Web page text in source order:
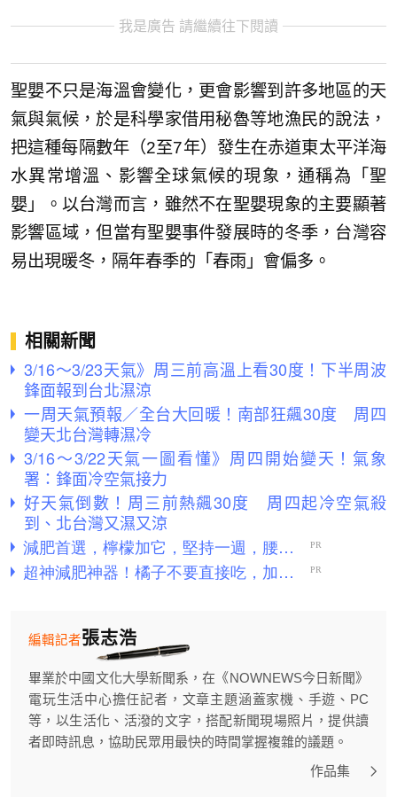
我是廣告 請繼續往下閱讀
聖嬰不只是海溫會變化，更會影響到許多地區的天
氣與氣候，於是科學家借用秘魯等地漁民的說法，
把這種每隔數年（2至7年）發生在赤道東太平洋海
水異常增溫、影響全球氣候的現象，通稱為「聖
嬰」。以台灣而言，雖然不在聖嬰現象的主要顯著
影響區域，但當有聖嬰事件發展時的冬季，台灣容
易出現暖冬，隔年春季的「春雨」會偏多。
相關新聞
3/16～3/23天氣》周三前高溫上看30度！下半周波
鋒面報到台北濕涼
一周天氣預報／全台大回暖！南部狂飆30度 周四
變天北台灣轉濕冷
3/16～3/22天氣一圖看懂》周四開始變天！氣象
署：鋒面冷空氣接力
好天氣倒數！周三前熱飆30度 周四起冷空氣殺
到、北台灣又濕又涼
張志浩
編輯記者
畢業於中國文化大學新聞系，在《NOWNEWS今日新聞》
電玩生活中心擔任記者，文章主題涵蓋家機、手遊、PC
等，以生活化、活潑的文字，搭配新聞現場照片，提供讀
者即時訊息，協助民眾用最快的時間掌握複雜的議題。
作品集